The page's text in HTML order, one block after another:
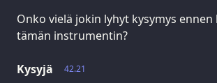
Onko vielä jokin lyhyt kysymys
tämän instrumentin?
42.21
Kysyjä